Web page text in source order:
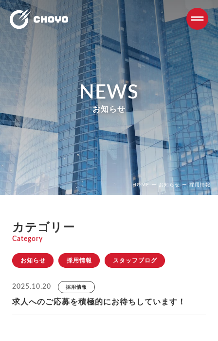
NEWS
お知らせ
HOME ー お知らせ ー採用情報
カテゴリー
Category
お知らせ 採用情報 スタッフブログ
2025.10.20 採用情報
求人へのご応募を積極的にお待ちしています！